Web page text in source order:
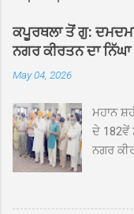
ਕਪੂਰਥਲਾ ਤੋਂ ਗੁ:
ਨਗਰ ਕੀਰਤਨ ਦਾ
May 04, 2026
ਮਹਾਨ
ਦੇ
ਨਗਰ
ਮਹੱਲਾ